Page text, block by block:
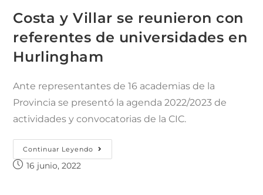
Costa y Villar se reunieron con
referentes de universidades en
Hurlingham
Ante representantes de 16 academias de la
Provincia se presentó la agenda 2022/2023 de
actividades y convocatorias de la CIC.
Continuar Leyendo
16 junio, 2022